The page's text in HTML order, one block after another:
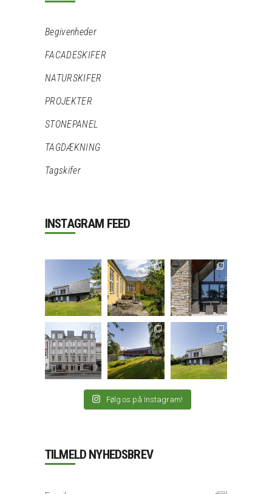
Begivenheder
FACADESKIFER
NATURSKIFER
PROJEKTER
STONEPANEL
TAGDÆKNING
Tagskifer
INSTAGRAM FEED
Følg os på Instagram!
TILMELD NYHEDSBREV